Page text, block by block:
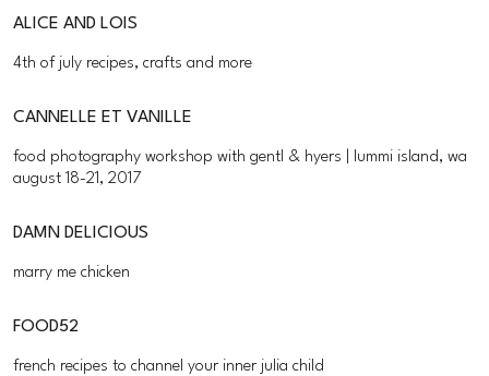
ALICE AND LOIS
4th of july recipes, crafts and more
CANNELLE ET VANILLE
food photography workshop with gentl & hyers | lummi island, wa
august 18-21, 2017
DAMN DELICIOUS
marry me chicken
FOOD52
french recipes to channel your inner julia child